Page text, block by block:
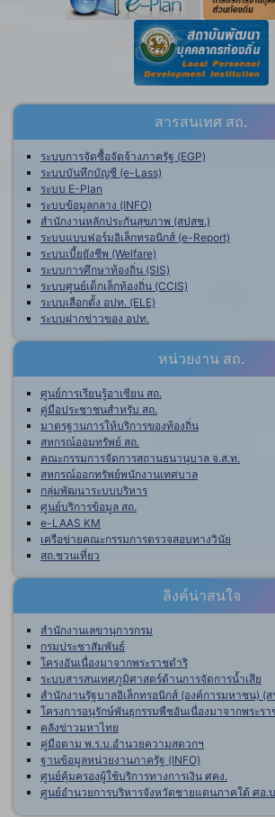
สารสนเทศ สถ.
ระบบการจัดซื้อจัดจ้างภาครัฐ (EGP)
ระบบบันทึกบัญชี (e-Lass)
ระบบ E-Plan
ระบบข้อมูลกลาง (INFO)
สำนักงานหลักประกันสุขภาพ (สปสช.)
ระบบแบบฟอร์มอิเล็กทรอนิกส์ (e-Report)
ระบบเบี้ยยังชีพ (Welfare)
ระบบการศึกษาท้องถิ่น (SIS)
ระบบศูนย์เด็กเล็กท้องถิ่น (CCIS)
ระบบเลือกตั้ง อปท. (ELE)
ระบบฝากข่าวของ อปท.
หน่วยงาน สถ.
ศูนย์การเรียนรู้อาเซียน สถ.
คู่มือประชาชนสำหรับ สถ.
มาตรฐานการให้บริการของท้องถิ่น
สหกรณ์ออมทรัพย์ สถ.
คณะกรรมการจัดการสถานธนานุบาล จ.ส.ท.
สหกรณ์ออกทรัพย์พนักงานเทศบาล
กลุ่มพัฒนาระบบบริหาร
ศูนย์บริการข้อมูล สถ.
e-LAAS KM
เครือข่ายคณะกรรมการตรวจสอบทางวินัย
สถ.ชวนเที่ยว
ลิงค์น่าสนใจ
สำนักงานเลขานุการกรม
กรมประชาสัมพันธ์
โครงอันเนื่องมาจากพระราชดำริ
ระบบสารสนเทศภูมิศาสตร์ด้านการจัดการน้ำเสีย
สำนักงานรัฐบาลอิเล็กทรอนิกส์ (องค์การมหาชน) (ส
โครงการอนุรักษ์พันธุกรรมพืชอันเนื่องมาจากพระรา
คลังข่าวมหาไทย
คู่มือตาม พ.ร.บ.อำนวยความสดวกฯ
ฐานข้อมูลหน่วยงานภาครัฐ (INFO)
ศูนย์คุ้มครองผู้ใช้บริการทางการเงิน ศคง.
ศูนย์อำนวยการบริหารจังหวัดชายแดนภาคใต้ ศอ.